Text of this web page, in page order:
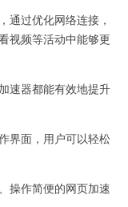
过优化网络连接，
视频等活动中能够更
器都能有效地提升
面，用户可以轻松
作简便的网页加速